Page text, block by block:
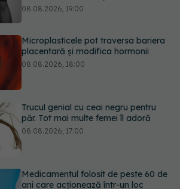
placentară și modifica hormonii
Trucul genial cu ceai negru pentru
Medicamentul folosit de peste 60 de